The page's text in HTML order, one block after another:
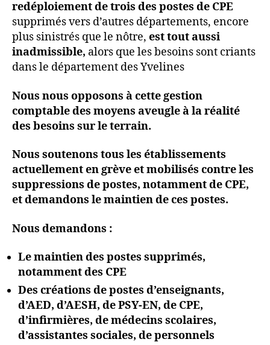
redéploiement de trois des postes de CPE
supprimés vers d’autres départements, encore
plus sinistrés que le nôtre, est tout aussi
inadmissible, alors que les besoins sont criants
dans le département des Yvelines
Nous nous opposons à cette gestion
comptable des moyens aveugle à la réalité
des besoins sur le terrain.
Nous soutenons tous les établissements
actuellement en grève et mobilisés contre les
suppressions de postes, notamment de CPE,
et demandons le maintien de ces postes.
Nous demandons :
Le maintien des postes supprimés,
notamment des CPE
Des créations de postes d’enseignants,
d’AED, d’AESH, de PSY-EN, de CPE,
d’infirmières, de médecins scolaires,
d’assistantes sociales, de personnels